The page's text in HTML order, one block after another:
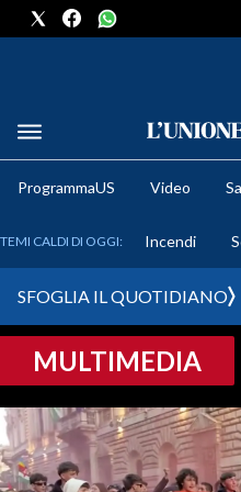
METEO
CRONACA SARDEGNA
PROVINCIA DI CAGLIARI
SULCIS IGLESIENTE
ProgrammaUS Video
TEMI CALDI DI OGGI: Incendi
SFOGLIA IL QUOTIDIANO
MULTIMEDIA